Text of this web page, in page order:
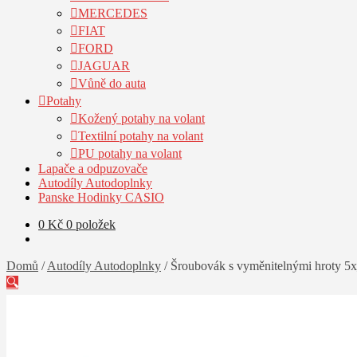
MERCEDES
FIAT
FORD
JAGUAR
Vůně do auta
Potahy
Kožený potahy na volant
Textilní potahy na volant
PU potahy na volant
Lapače a odpuzovače
Autodíly Autodoplnky
Panske Hodinky CASIO
0 Kč 0 položek
Domů /Autodíly Autodoplnky / Šroubovák s vyměnitelnými hroty
🔍